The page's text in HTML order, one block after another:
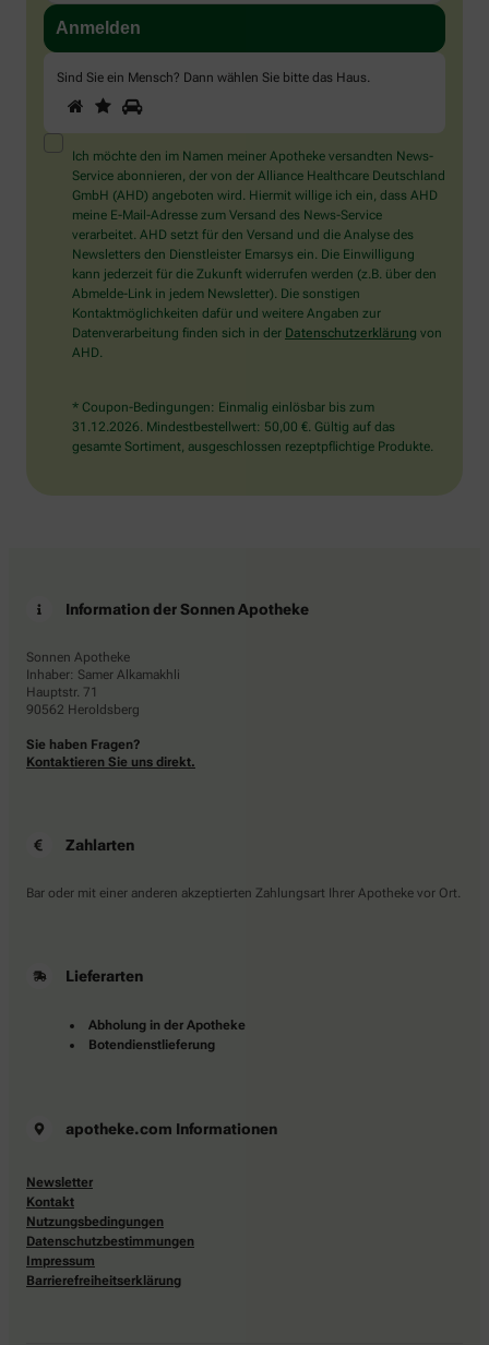
Sind Sie ein Mensch? Dann wählen Sie bitte das Haus.
Sind
Sie
ein
Mensch?
Dann
wählen
Sie
bitte
das
Haus.
1 2
Ich möchte den im Namen meiner Apotheke versandten News-
Service abonnieren, der von der Alliance Healthcare Deutschland
GmbH (AHD) angeboten wird. Hiermit willige ich ein, dass AHD
meine E-Mail-Adresse zum Versand des News-Service
verarbeitet. AHD setzt für den Versand und die Analyse des
Newsletters den Dienstleister Emarsys ein. Die Einwilligung
kann jederzeit für die Zukunft widerrufen werden (z.B. über den
Abmelde-Link in jedem Newsletter). Die sonstigen
Kontaktmöglichkeiten dafür und weitere Angaben zur
Datenverarbeitung finden sich in der Datenschutzerklärung von
AHD.
* Coupon-Bedingungen: Einmalig einlösbar bis zum
31.12.2026. Mindestbestellwert: 50,00 €. Gültig auf das
gesamte Sortiment, ausgeschlossen rezeptpflichtige Produkte.
Information der Sonnen Apotheke
Sonnen Apotheke
Inhaber: Samer Alkamakhli
Hauptstr. 71
90562 Heroldsberg
Sie haben Fragen?
Kontaktieren Sie uns direkt.
Zahlarten
Bar oder mit einer anderen akzeptierten Zahlungsart Ihrer Apotheke vor Ort.
Lieferarten
Abholung in der Apotheke
Botendienstlieferung
apotheke.com Informationen
Newsletter
Kontakt
Nutzungsbedingungen
Datenschutzbestimmungen
Impressum
Barrierefreiheitserklärung